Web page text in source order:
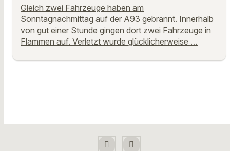
Gleich zwei Fahrzeuge haben am
Sonntagnachmittag auf der A93 gebrannt. Innerhalb
von gut einer Stunde gingen dort zwei Fahrzeuge in
Flammen auf. Verletzt wurde glücklicherweise …